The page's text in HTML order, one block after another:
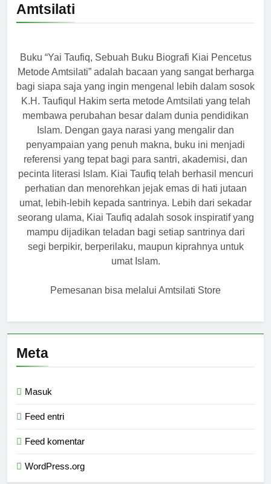
Amtsilati
Buku “Yai Taufiq, Sebuah Buku Biografi Kiai Pencetus
Metode Amtsilati” adalah bacaan yang sangat berharga
bagi siapa saja yang ingin mengenal lebih dalam sosok
K.H. Taufiqul Hakim serta metode Amtsilati yang telah
membawa perubahan besar dalam dunia pendidikan
Islam. Dengan gaya narasi yang mengalir dan
penyampaian yang penuh makna, buku ini menjadi
referensi yang tepat bagi para santri, akademisi, dan
pecinta literasi Islam. Kiai Taufiq telah berhasil mencuri
perhatian dan menorehkan jejak emas di hati jutaan
umat, lebih-lebih kepada santrinya. Lebih dari sekadar
seorang ulama, Kiai Taufiq adalah sosok inspiratif yang
mampu dijadikan teladan bagi setiap santrinya dari
segi berpikir, berperilaku, maupun kiprahnya untuk
umat Islam.
Pemesanan bisa melalui Amtsilati Store
Meta
Masuk
Feed entri
Feed komentar
WordPress.org